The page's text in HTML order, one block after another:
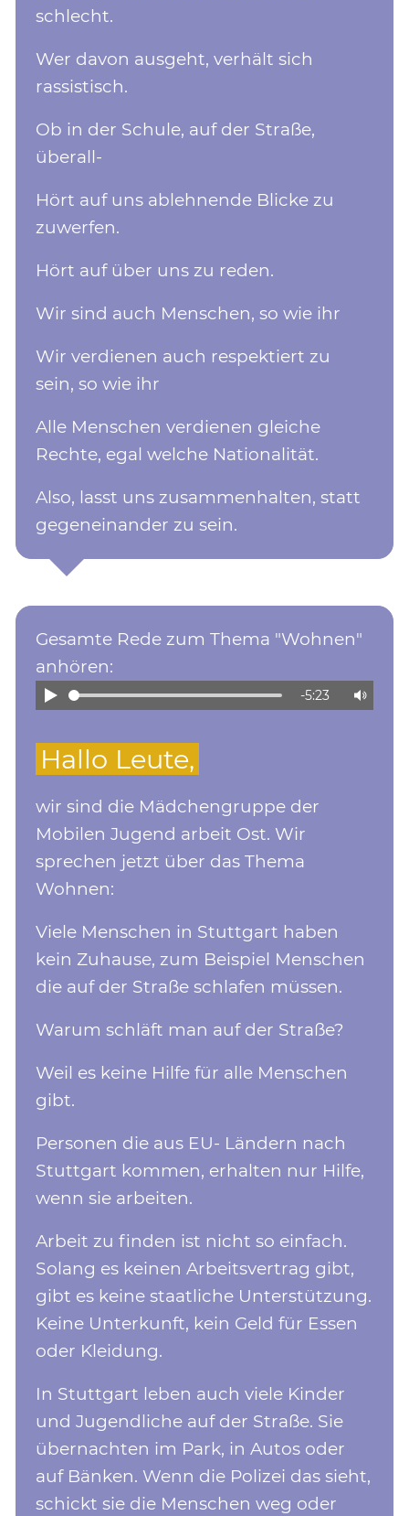
schlecht.
Wer davon ausgeht, verhält sich
rassistisch.
Ob in der Schule, auf der Straße,
überall-
Hört auf uns ablehnende Blicke zu
zuwerfen.
Hört auf über uns zu reden.
Wir sind auch Menschen, so wie ihr
Wir verdienen auch respektiert zu
sein, so wie ihr
Alle Menschen verdienen gleiche
Rechte, egal welche Nationalität.
Also, lasst uns zusammenhalten, statt
gegeneinander zu sein.
Gesamte Rede zum Thema "Wohnen"
anhören:
-5:23
Hallo Leute,
wir sind die Mädchengruppe der
Mobilen Jugend arbeit Ost. Wir
sprechen jetzt über das Thema
Wohnen:
Viele Menschen in Stuttgart haben
kein Zuhause, zum Beispiel Menschen
die auf der Straße schlafen müssen.
Warum schläft man auf der Straße?
Weil es keine Hilfe für alle Menschen
gibt.
Personen die aus EU- Ländern nach
Stuttgart kommen, erhalten nur Hilfe,
wenn sie arbeiten.
Arbeit zu finden ist nicht so einfach.
Solang es keinen Arbeitsvertrag gibt,
gibt es keine staatliche Unterstützung.
Keine Unterkunft, kein Geld für Essen
oder Kleidung.
In Stuttgart leben auch viele Kinder
und Jugendliche auf der Straße. Sie
übernachten im Park, in Autos oder
auf Bänken. Wenn die Polizei das sieht,
schickt sie die Menschen weg oder